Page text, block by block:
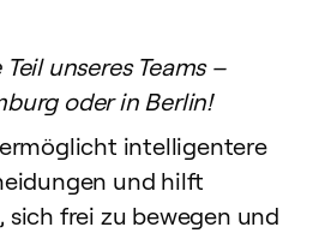
Teil unseres Teams –
oder in Berlin!
intelligentere
und hilft
sich frei zu bewegen und